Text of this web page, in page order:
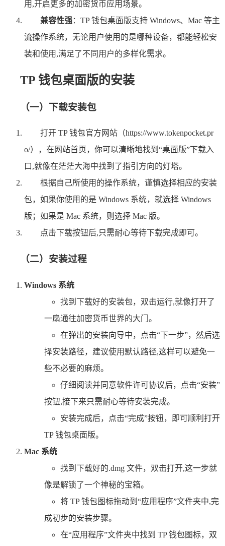
用,开启更多的加密货币应用场景。
兼容性强：TP 钱包桌面版支持 Windows、Mac 等主
流操作系统，无论用户使用的是哪种设备，都能轻松安
装和使用,满足了不同用户的多样化需求。
TP 钱包桌面版的安装
（一）下载安装包
打开 TP 钱包官方网站（https://www.tokenpocket.pr
o/），在网站首页，你可以清晰地找到“桌面版”下载入
口,就像在茫茫大海中找到了指引方向的灯塔。
根据自己所使用的操作系统，谨慎选择相应的安装
包，如果你使用的是 Windows 系统，就选择 Windows
版；如果是 Mac 系统，则选择 Mac 版。
点击下载按钮后,只需耐心等待下载完成即可。
（二）安装过程
Windows 系统
找到下载好的安装包，双击运行,就像打开了
一扇通往加密货币世界的大门。
在弹出的安装向导中，点击“下一步”，然后选
择安装路径，建议使用默认路径,这样可以避免一
些不必要的麻烦。
仔细阅读并同意软件许可协议后，点击“安装”
按钮,接下来只需耐心等待安装完成。
安装完成后，点击“完成”按钮，即可顺利打开
TP 钱包桌面版。
Mac 系统
找到下载好的.dmg 文件，双击打开,这一步就
像是解锁了一个神秘的宝箱。
将 TP 钱包图标拖动到“应用程序”文件夹中,完
成初步的安装步骤。
在“应用程序”文件夹中找到 TP 钱包图标，双